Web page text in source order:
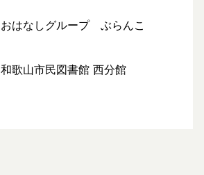
おはなしグループ ぶらんこ
和歌山市民図書館 西分館